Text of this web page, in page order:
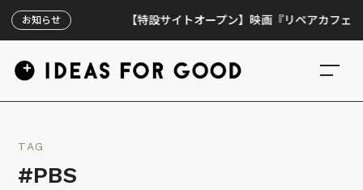
お知らせ 【特設サイトオープン】映画『リペアカフェ』、上
TAG
#PBS